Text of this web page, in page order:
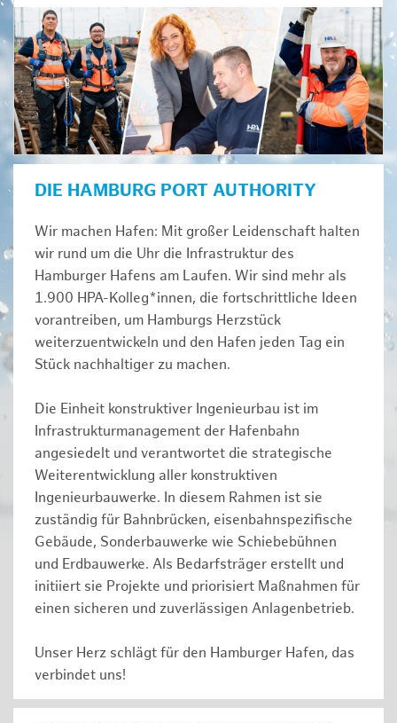
DIE HAMBURG PORT AUTHORITY
Wir machen Hafen: Mit großer Leidenschaft halten
wir rund um die Uhr die Infrastruktur des
Hamburger Hafens am Laufen. Wir sind mehr als
1.900 HPA-Kolleg*innen, die fortschrittliche Ideen
vorantreiben, um Hamburgs Herzstück
weiterzuentwickeln und den Hafen jeden Tag ein
Stück nachhaltiger zu machen.
Die Einheit konstruktiver Ingenieurbau ist im
Infrastrukturmanagement der Hafenbahn
angesiedelt und verantwortet die strategische
Weiterentwicklung aller konstruktiven
Ingenieurbauwerke. In diesem Rahmen ist sie
zuständig für Bahnbrücken, eisenbahnspezifische
Gebäude, Sonderbauwerke wie Schiebebühnen
und Erdbauwerke. Als Bedarfsträger erstellt und
initiiert sie Projekte und priorisiert Maßnahmen für
einen sicheren und zuverlässigen Anlagenbetrieb.
Unser Herz schlägt für den Hamburger Hafen, das
verbindet uns!